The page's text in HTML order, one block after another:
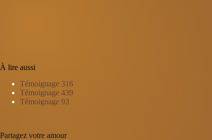
À lire aussi
Témoignage 316
Témoignage 439
Témoignage 93
Partagez votre amour